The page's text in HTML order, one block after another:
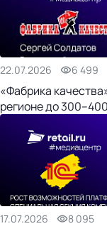
22.07.2026 6 499
«Фабрика
регионе до
17.07.2026 8 095